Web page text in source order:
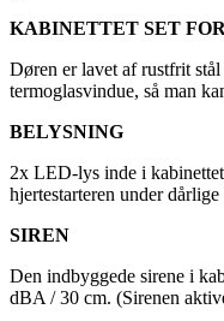
KABINETTET SET
Døren er lavet af rustfrit
termoglasvindue, så man
BELYSNING
2x LED-lys inde i
hjertestarteren under
SIREN
Den indbyggede sirene i
dBA / 30 cm. (Sirenen